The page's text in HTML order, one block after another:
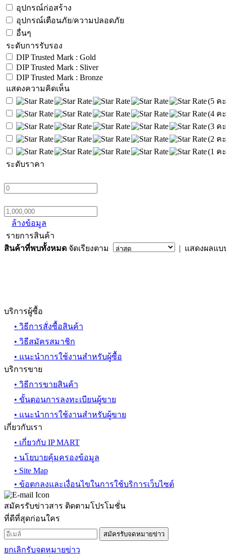
อุปกรณ์ก่อสร้าง
อุปกรณ์เตือนภัย/ความปลอดภัย
อื่นๆ
ระดับการรับรอง
DIP Trusted Mark : Gold
DIP Trusted Mark : Sliver
DIP Trusted Mark : Bronze
แสดงความคิดเห็น
(5 ค
(4 ค
(3 ค
(2 ค
(1 ค
ระดับราคา
ล้างข้อมูล
รายการสินค้า
สินค้าที่พบทั้งหมด จัดเรียงตาม | แสดงผลแบ
บริการผู้ซื้อ
• วิธีการสั่งซื้อสินค้า
• วิธีสมัครสมาชิก
• แนะนำการใช้งานสำหรับผู้ซื้อ
บริการขาย
• วิธีการขายสินค้า
• ขั้นตอนการลงทะเบียนผู้ขาย
• แนะนำการใช้งานสำหรับผู้ขาย
เกี่ยวกับเรา
• เกี่ยวกับ IP MART
• นโยบายคุ้มครองข้อมูล
• Site Map
• ข้อตกลงและเงื่อนไขในการใช้บริการเว็บไซต์
สมัครรับข่าวสาร ติดตามโปรโมชั่น
ที่ดีที่สุดก่อนใคร
สมัครรับจดหมายข่าว
ยกเลิกรับจดหมายข่าว